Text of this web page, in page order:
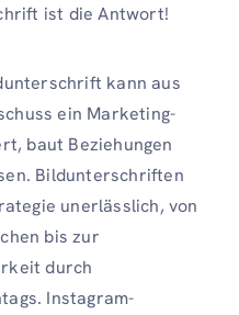
ist die Antwort!
kann aus
ein Marketing-
baut Beziehungen
Bildunterschriften
unerlässlich, von
bis zur
durch
Instagram-